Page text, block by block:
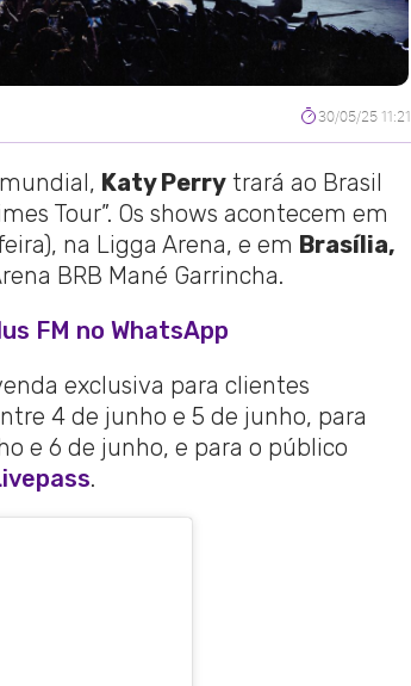
30/05/25 11:21
Katy Perrytrará ao Brasil
Tour”. Os shows acontecem em
na Ligga Arena, e em Brasília,
BRB Mané Garrincha.
FM no WhatsApp
exclusiva para clientes
4 de junho e 5 de junho, para
e 6 de junho, e para o público
.